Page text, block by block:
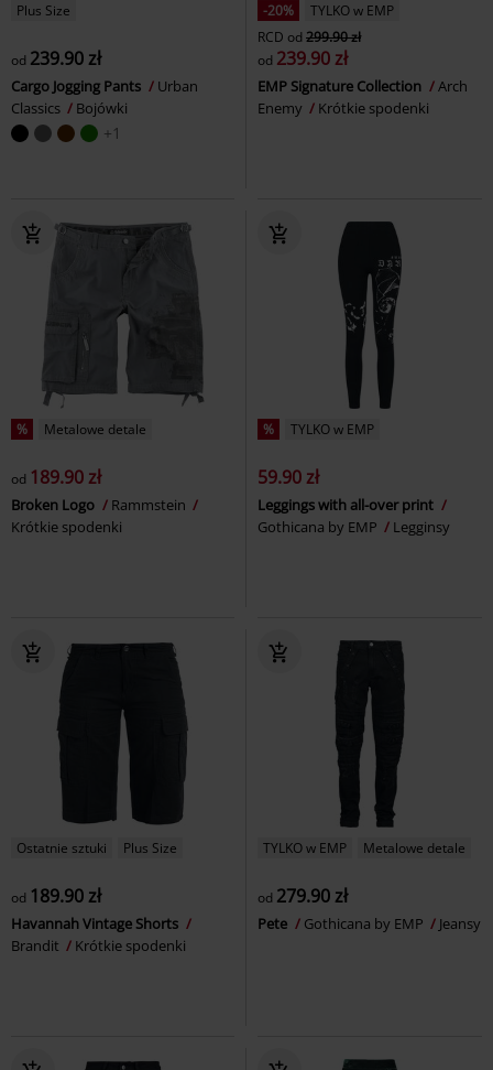
Plus Size
od 239.90 zł
Cargo Jogging Pants
Urban
Classics
Bojówki
+1
-20%
TYLKO w EMP
RCD od 299.90 zł
od 239.90 zł
EMP Signature Collection
Arch
Enemy
Krótkie spodenki
% Metalowe detale
od 189.90 zł
Broken Logo
Rammstein
Krótkie spodenki
% TYLKO w EMP
59.90 zł
Leggings with all-over print
Gothicana by EMP
Legginsy
Ostatnie sztuki Plus Size
od 189.90 zł
Havannah Vintage Shorts
Brandit
Krótkie spodenki
TYLKO w EMP Metalowe detale
od 279.90 zł
Pete Gothicana by EMP Jeansy